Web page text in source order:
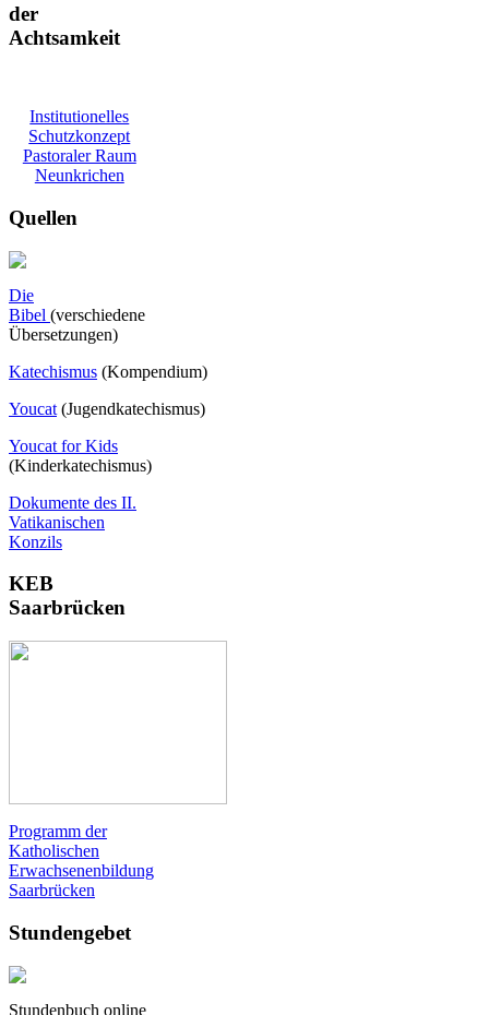
der
Achtsamkeit
Institutionelles
Schutzkonzept
Pastoraler Raum
Neunkrichen
Quellen
Die
Bibel (verschiedene
Übersetzungen)
Katechismus (Kompendium)
Youcat (Jugendkatechismus)
Youcat for Kids
(Kinderkatechismus)
Dokumente des II.
Vatikanischen
Konzils
KEB
Saarbrücken
Programm der
Katholischen
Erwachsenenbildung
Saarbrücken
Stundengebet
Stundenbuch online